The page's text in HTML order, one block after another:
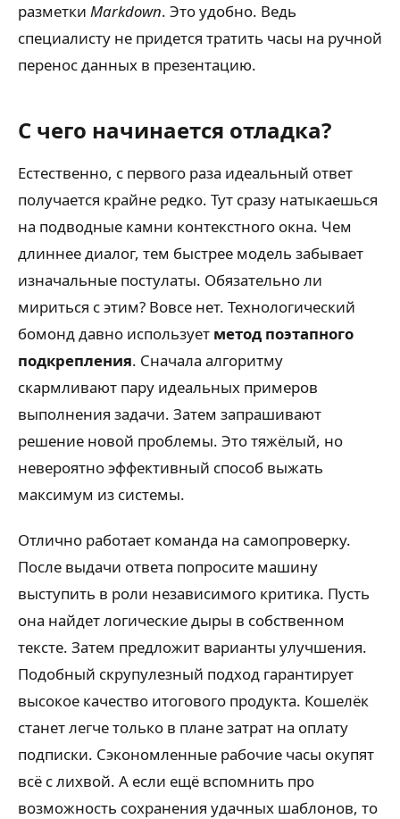
разметки Markdown. Это удобно. Ведь
специалисту не придется тратить часы на ручной
перенос данных в презентацию.
С чего начинается отладка?
Естественно, с первого раза идеальный ответ
получается крайне редко. Тут сразу натыкаешься
на подводные камни контекстного окна. Чем
длиннее диалог, тем быстрее модель забывает
изначальные постулаты. Обязательно ли
мириться с этим? Вовсе нет. Технологический
бомонд давно использует метод поэтапного
подкрепления. Сначала алгоритму
скармливают пару идеальных примеров
выполнения задачи. Затем запрашивают
решение новой проблемы. Это тяжёлый, но
невероятно эффективный способ выжать
максимум из системы.
Отлично работает команда на самопроверку.
После выдачи ответа попросите машину
выступить в роли независимого критика. Пусть
она найдет логические дыры в собственном
тексте. Затем предложит варианты улучшения.
Подобный скрупулезный подход гарантирует
высокое качество итогового продукта. Кошелёк
станет легче только в плане затрат на оплату
подписки. Сэкономленные рабочие часы окупят
всё с лихвой. А если ещё вспомнить про
возможность сохранения удачных шаблонов, то